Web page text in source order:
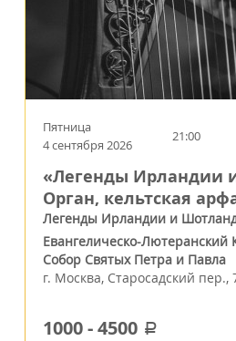
Пятница
4 сентября 2026
21:00
«Легенды Ирландии
Орган, кельтская
Легенды Ирландии и
Евангелическо-
Собор Святых Петра и Павла
г. Москва, Старосадский пер.,
1000-4500 a